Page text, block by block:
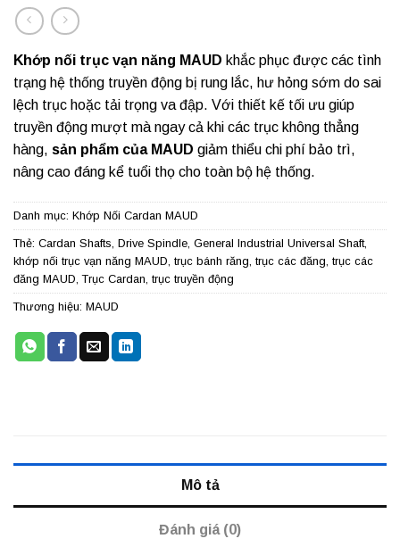
Khớp nối trục vạn năng MAUD khắc phục được các tình
trạng hệ thống truyền động bị rung lắc, hư hỏng sớm do sai
lệch trục hoặc tải trọng va đập. Với thiết kế tối ưu giúp
truyền động mượt mà ngay cả khi các trục không thẳng
hàng, sản phẩm của MAUD giảm thiểu chi phí bảo trì,
nâng cao đáng kể tuổi thọ cho toàn bộ hệ thống.
Danh mục: Khớp Nối Cardan MAUD
Thẻ: Cardan Shafts, Drive Spindle, General Industrial Universal Shaft,
khớp nối trục vạn năng MAUD, trục bánh răng, trục các đăng, trục các
đăng MAUD,Trục Cardan, trục truyền động
Thương hiệu: MAUD
Mô tả
Đánh giá (0)